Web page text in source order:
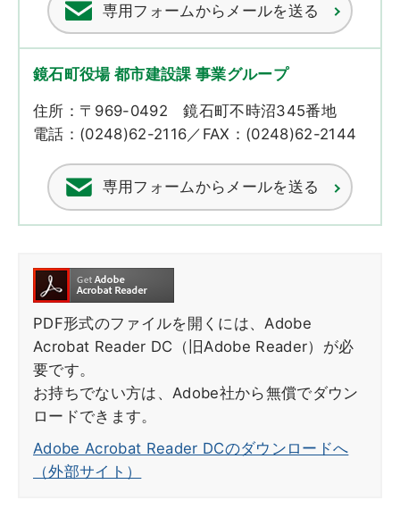
専用フォームからメールを送る
鏡石町役場 都市建設課 事業グループ
住所：〒969-0492 鏡石町不時沼345番地
電話：(0248)62-2116／FAX：(0248)62-2144
専用フォームからメールを送る
PDF形式のファイルを開くには、Adobe
Acrobat Reader DC（旧Adobe Reader）が必
要です。
お持ちでない方は、Adobe社から無償でダウン
ロードできます。
Adobe Acrobat Reader DCのダウンロードへ
（外部サイト）